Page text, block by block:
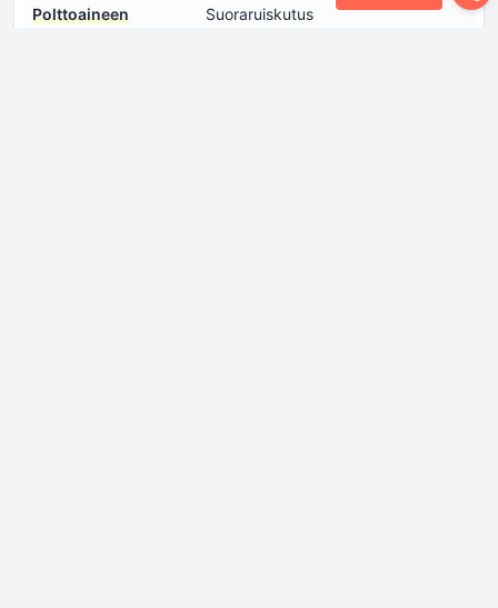
Polttoaineen
Suoraruiskutus